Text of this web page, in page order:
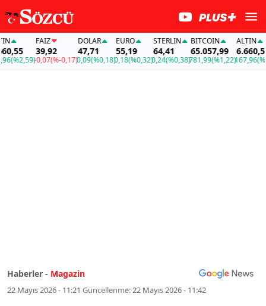
FAİZ
39,92
-0,07(%-0,17)
DOLAR
47,71
0,09(%0,18)
EURO
55,19
0,18(%0,32)
STERLIN
64,41
0,24(%0,38)
BITCOIN
65.057,99
781,99(%1,22)
ALTIN
6.660,55
167,96(%2,59)-
Haberler - Magazin
22 Mayıs 2026 - 11:21 Güncellenme:22 Mayıs 2026 - 11:42